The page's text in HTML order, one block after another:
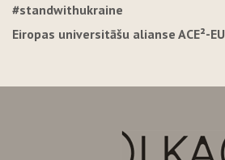
#standwithukraine
Eiropas universitāšu alianse ACE²-EU